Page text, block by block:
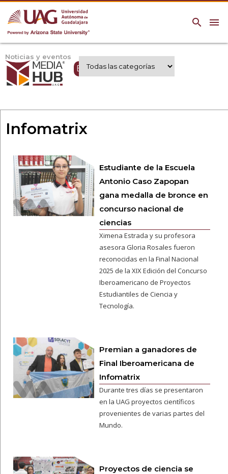
menu
search
Noticias y eventos
Expertos UAG
Infomatrix
Estudiante de la Escuela
Antonio Caso Zapopan
gana medalla de bronce en
concurso nacional de
ciencias
Ximena Estrada y su profesora
asesora Gloria Rosales fueron
reconocidas en la Final Nacional
2025 de la XIX Edición del Concurso
Iberoamericano de Proyectos
Estudiantiles de Ciencia y
Tecnología.
Premian a ganadores de
Final Iberoamericana de
Infomatrix
Durante tres días se presentaron
en la UAG proyectos científicos
provenientes de varias partes del
Mundo.
Proyectos de ciencia se